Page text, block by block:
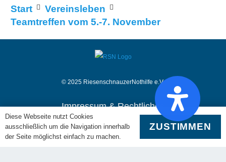
Start
Vereinsleben
Teamtreffen vom 5.-7. November
© 2025 RiesenschnauzerNothilfe e.V.
Impressum & Rechtliches
Kontakt
Datenschutz
Haftungsausschluss
Diese Webseite nutzt Cookies
ausschließlich um die Navigation innerhalb
der Seite möglichst einfach zu machen.
ZUSTIMMEN